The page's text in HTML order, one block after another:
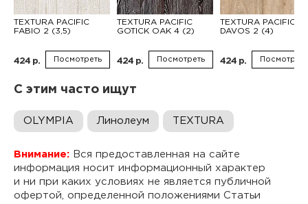
TEXTURA PACIFIC
FABIO 2 (3,5)
424 р. Посмотреть
TEXTURA PACIFIC
GOTICK OAK 4 (2)
424 р. Посмотреть
TEXTURA PACIFIC
DAVOS 2 (4)
424 р. Посмотреть
С этим часто ищут
OLYMPIA Линолеум TEXTURA
Внимание: Вся предоставленная на сайте
информация носит информационный характер
и ни при каких условиях не является публичной
офертой, определенной положениями Статьи